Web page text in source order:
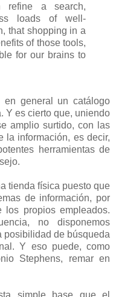
refine a search,
loads of well-
that shopping in a
of those tools,
for our brains to
en general un catálogo
Y es cierto que, uniendo
amplio surtido, con las
la información, es decir,
herramientas de
tienda física puesto que
de información, por
propios empleados.
no disponemos
posibilidad de búsqueda
Y eso puede, como
Stephens, remar en
simple base que el